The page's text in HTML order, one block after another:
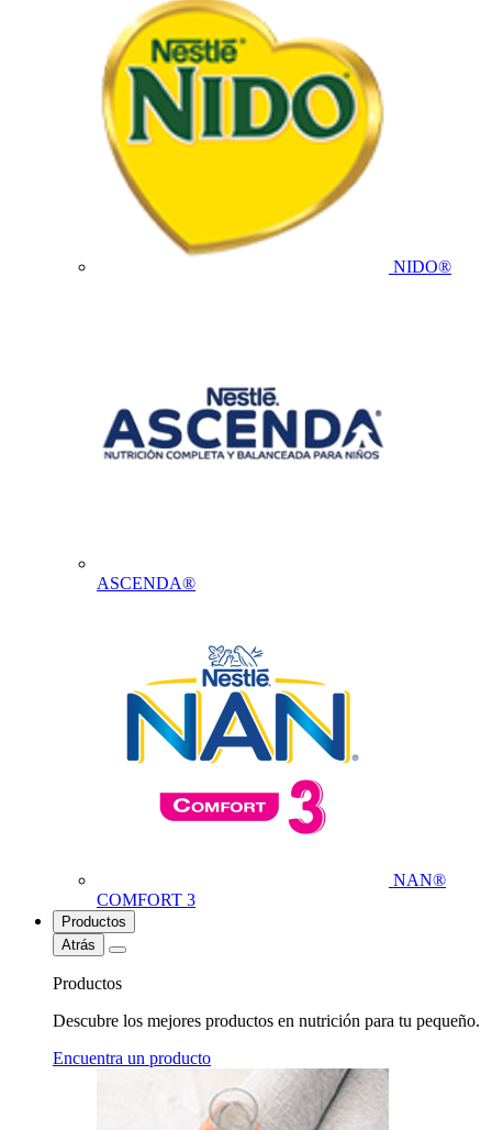
NIDO®
ASCENDA®
NAN®
COMFORT 3
Productos
Atrás
Productos
Descubre los mejores productos en nutrición para tu pequeño.
Encuentra un producto